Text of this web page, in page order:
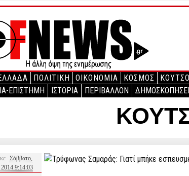
ΠΟΛΙΤΙΚΗ ΟΙΚΟΝΟΜΙΑ ΚΟΣΜΟΣ
ΕΠΙΣΤΗΜΗ
ΙΣΤΟΡΙΑ ΠΕΡΙΒΑΛΛΟΝ
Σάββατο,
9:14:03